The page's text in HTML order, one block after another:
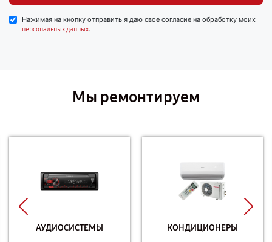
Нажимая на кнопку отправить я даю свое согласие на обработку моих
персональных данных.
Мы ремонтируем
АУДИОСИСТЕМЫ КОНДИЦИОНЕРЫ